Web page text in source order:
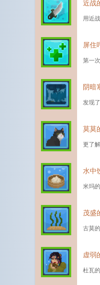
近战
用近
屏住
第一
阴暗
发现
莫莫
更了
水中
米玛
茂盛
古莫
虚弱
杜瓦